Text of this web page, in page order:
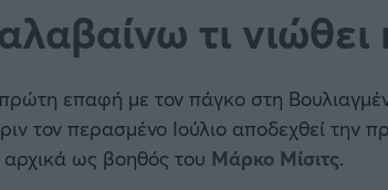
τι νιώθει
επαφή με τον πάγκο στη
τον περασμένο Ιούλιο αποδεχθεί την
αρχικά ως βοηθός του Μάρκο Μίσιτς.